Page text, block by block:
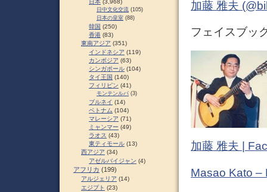
加藤 雅夫
フェイスブッ
加藤 雅夫 |
Masao Kato –
日本 (3,968)
日中文化交流 (105)
日本の皇室 (88)
韓国 (250)
香港 (83)
東南アジア (351)
インドネシア (119)
カンボジア (63)
シンガポール (104)
タイ王国 (140)
フィリピン (41)
モンテンルパ (3)
ブルネイ (14)
ベトナム (104)
マレーシア (71)
ミャンマー (49)
ラオス (43)
東ティモール (13)
西アジア (34)
アゼルバイジャン (4)
アフリカ (199)
アルジェリア (14)
エジプト (23)